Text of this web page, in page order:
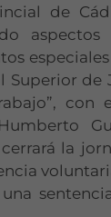
de
Superior
con
la